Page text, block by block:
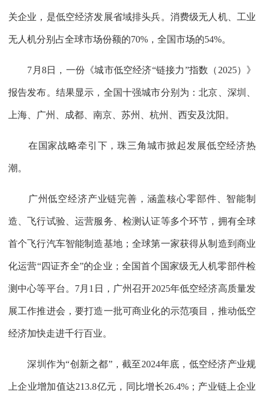
关企业，是低空经济发展省域排头兵。消费级无人机、工业
无人机分别占全球市场份额的70%，全国市场的54%。
7月8日，一份《城市低空经济“链接力”指数（2025）》
报告发布。结果显示，全国十强城市分别为：北京、深圳、
上海、广州、成都、南京、苏州、杭州、西安及沈阳。
在国家战略牵引下，珠三角城市掀起发展低空经济热
潮。
广州低空经济产业链完善，涵盖核心零部件、智能制
造、飞行试验、运营服务、检测认证等多个环节，拥有全球
首个飞行汽车智能制造基地；全球第一家获得从制造到商业
化运营“四证齐全”的企业；全国首个国家级无人机零部件检
测中心等平台。7月1日，广州召开2025年低空经济高质量发
展工作推进会，要打造一批可商业化的示范项目，推动低空
经济加快走进千行百业。
深圳作为“创新之都”，截至2024年底，低空经济产业规
上企业增加值达213.8亿元，同比增长26.4%；产业链上企业